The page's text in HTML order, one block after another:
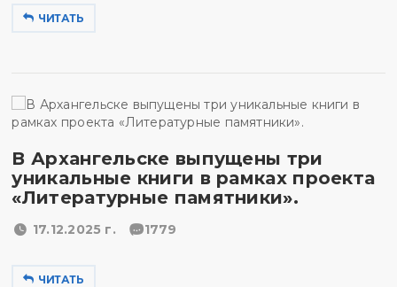
ЧИТАТЬ
В Архангельске выпущены три
уникальные книги в рамках проекта
«Литературные памятники».
17.12.2025 г. 1779
ЧИТАТЬ